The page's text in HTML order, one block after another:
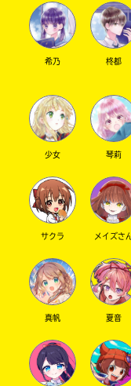
オフ
希乃 柊都
少女 琴莉
サクラ メイズさ
真帆 夏音